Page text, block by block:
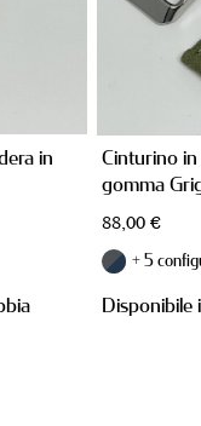
in
Cinturino
gomma
88,00€
+ 5
Disponibile